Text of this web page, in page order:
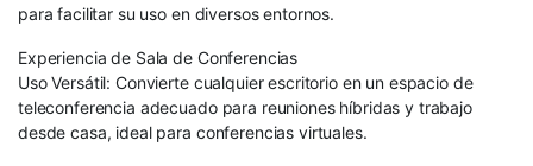
para facilitar su uso en diversos entornos.
Experiencia de Sala de Conferencias
Uso Versátil: Convierte cualquier escritorio en un espacio de
teleconferencia adecuado para reuniones híbridas y trabajo
desde casa, ideal para conferencias virtuales.